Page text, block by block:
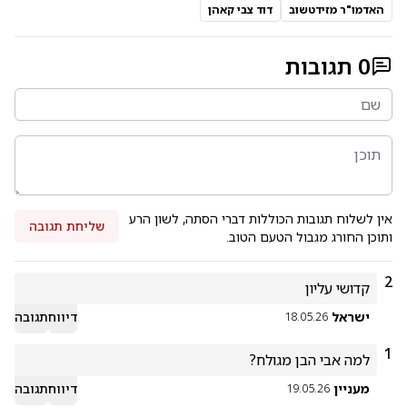
האדמו"ר מזידטשוב
דוד צבי קאהן
0 תגובות
אין לשלוח תגובות הכוללות דברי הסתה, לשון הרע
ותוכן החורג מגבול הטעם הטוב.
שליחת תגובה
2 קדושי עליון
ישראל 18.05.26 דיווחתגובה
1 למה אבי הבן מגולח?
מעניין 19.05.26 דיווחתגובה